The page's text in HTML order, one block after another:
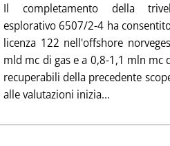
Il completamento della
esplorativo 6507/2-4 ha
licenza 122 nell'offshore
mld mc di gas e a 0,8-1,1 mln mc
recuperabili della precedente
alle valutazioni inizia...